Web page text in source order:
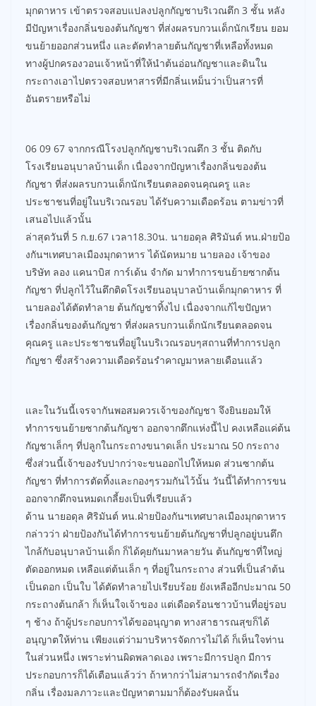
มุกดาหาร เข้าตรวจสอบแปลงปลูกกัญชาบริเวณตึก 3 ชั้น หลัง
มีปัญหาเรื่องกลิ่นของต้นกัญชา ที่ส่งผลรบกวนเด็กนักเรียน ยอม
ขนย้ายออกส่วนหนึ่ง และตัดทำลายต้นกัญชาที่เหลือทั้งหมด
ทางผู้ปกครองวอนเจ้าหน้าที่ให้นำต้นอ่อนกัญชาและดินใน
กระถางเอาไปตรวจสอบหาสารที่มีกลิ่นเหม็นว่าเป็นสารที่
อันตรายหรือไม่
06 09 67 จากกรณีโรงปลูกกัญชาบริเวณตึก 3 ชั้น ติดกับ
โรงเรียนอนุบาลบ้านเด็ก เนื่องจากปัญหาเรื่องกลิ่นของต้น
กัญชา ที่ส่งผลรบกวนเด็กนักเรียนตลอดจนคุณครู และ
ประชาชนที่อยู่ในบริเวณรอบ ได้รับความเดือดร้อน ตามข่าวที่
เสนอไปแล้วนั้น
ล่าสุดวันที่ 5 ก.ย.67 เวลา18.30น. นายอดุล ศิริมันต์ หน.ฝ่ายป้อ
งกันฯเทศบาลเมืองมุกดาหาร ได้นัดหมาย นายลอง เจ้าของ
บริษัท ลอง แคนาบิส การ์เด้น จำกัด มาทำการขนย้ายซากต้น
กัญชา ที่ปลูกไว้ในตึกติดโรงเรียนอนุบาลบ้านเด็กมุกดาหาร ที่
นายลองได้ตัดทำลาย ต้นกัญชาทิ้งไป เนื่องจากแก้ไขปัญหา
เรื่องกลิ่นของต้นกัญชา ที่ส่งผลรบกวนเด็กนักเรียนตลอดจน
คุณครู และประชาชนที่อยู่ในบริเวณรอบๆสถานที่ทำการปลูก
กัญชา ซึ่งสร้างความเดือดร้อนรำคาญมาหลายเดือนแล้ว
และในวันนี้เจรจากันพอสมควรเจ้าของกัญชา จึงยินยอมให้
ทำการขนย้ายซากต้นกัญชา ออกจากตึกแห่งนี้ไป คงเหลือแค่ต้น
กัญชาเล็กๆ ที่ปลูกในกระถางขนาดเล็ก ประมาณ 50 กระถาง
ซึ่งส่วนนี้เจ้าของรับปากว่าจะขนออกไปให้หมด ส่วนซากต้น
กัญชา ที่ทำการตัดทิ้งและกองๆรวมกันไว้นั้น วันนี้ได้ทำการขน
ออกจากตึกจนหมดเกลี้ยงเป็นที่เรียบแล้ว
ด้าน นายอดุล ศิริมันต์ หน.ฝ่ายป้องกันฯเทศบาลเมืองมุกดาหาร
กล่าวว่า ฝ่ายป้องกันได้ทำการขนย้ายต้นกัญชาที่ปลูกอยู่บนตึก
ไกล้กับอนุบาลบ้านเด็ก ก็ได้คุยกันมาหลายวัน ต้นกัญชาที่ใหญ่
ตัดออกหมด เหลือแต่ต้นเล็ก ๆ ที่อยู่ในกระถาง ส่วนที่เป็นลำต้น
เป็นดอก เป็นใบ ได้ตัดทำลายไปเรียบร้อย ยังเหลืออีกปะมาณ 50
กระถางต้นกล้า ก็เห็นใจเจ้าของ แต่เดือดร้อนชาวบ้านที่อยู่รอบ
ๆ ช้าง ถ้าผู้ประกอบการได้ขออนุญาต ทางสาธารณสุขก็ได้
อนุญาตให้ท่าน เพียงแต่ว่ามาบริหารจัดการไม่ได้ ก็เห็นใจท่าน
ในส่วนหนึ่ง เพราะท่านผิดพลาดเอง เพราะมีการปลูก มีการ
ประกอบการก็ได้เตือนแล้วว่า ถ้าหากว่าไม่สามารถจำกัดเรื่อง
กลิ่น เรื่องมลภาวะและปัญหาตามมาก็ต้องรับผลนั้น